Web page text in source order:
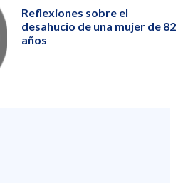
Reflexiones sobre el
desahucio de una mujer de 82
años